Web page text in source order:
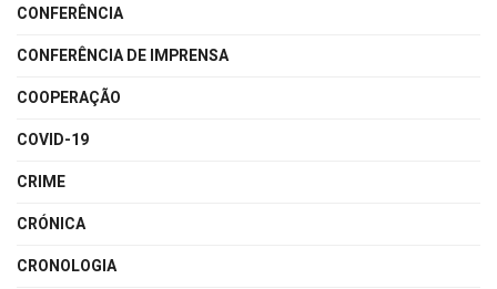
CONFERÊNCIA
CONFERÊNCIA DE IMPRENSA
COOPERAÇÃO
COVID-19
CRIME
CRÓNICA
CRONOLOGIA